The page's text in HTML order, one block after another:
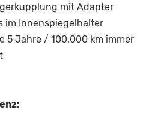
mit Adapter
im Innenspiegelhalter
5 Jahre / 100.000 km immer